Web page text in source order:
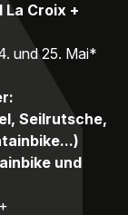
La Croix +
und 25. Mai*
Seilrutsche,
und